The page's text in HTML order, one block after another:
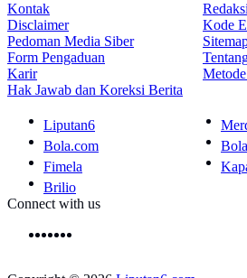
Kontak
Redaksi
Disclaimer
Kode
Pedoman Media Siber
Form Pengaduan
Karir
Hak Jawab dan Koreksi Berita
Liputan6
Bola.com
Fimela
Brilio
Connect with us